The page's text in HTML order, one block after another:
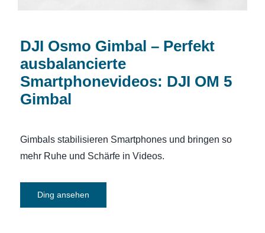
DJI Osmo Gimbal – Perfekt
ausbalancierte
Smartphonevideos: DJI OM 5
Gimbal
Gimbals stabilisieren Smartphones und bringen so
mehr Ruhe und Schärfe in Videos.
Ding ansehen